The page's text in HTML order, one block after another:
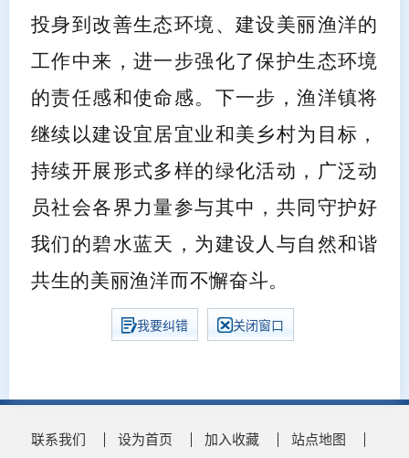
投身到改善生态环境、建设美丽渔洋的
工作中来，进一步强化了保护生态环境
的责任感和使命感。下一步，渔洋镇将
继续以建设宜居宜业和美乡村为目标，
持续开展形式多样的绿化活动，广泛动
员社会各界力量参与其中，共同守护好
我们的碧水蓝天，为建设人与自然和谐
共生的美丽渔洋而不懈奋斗。
我要纠错 关闭窗口
联系我们 设为首页 加入收藏 站点地图